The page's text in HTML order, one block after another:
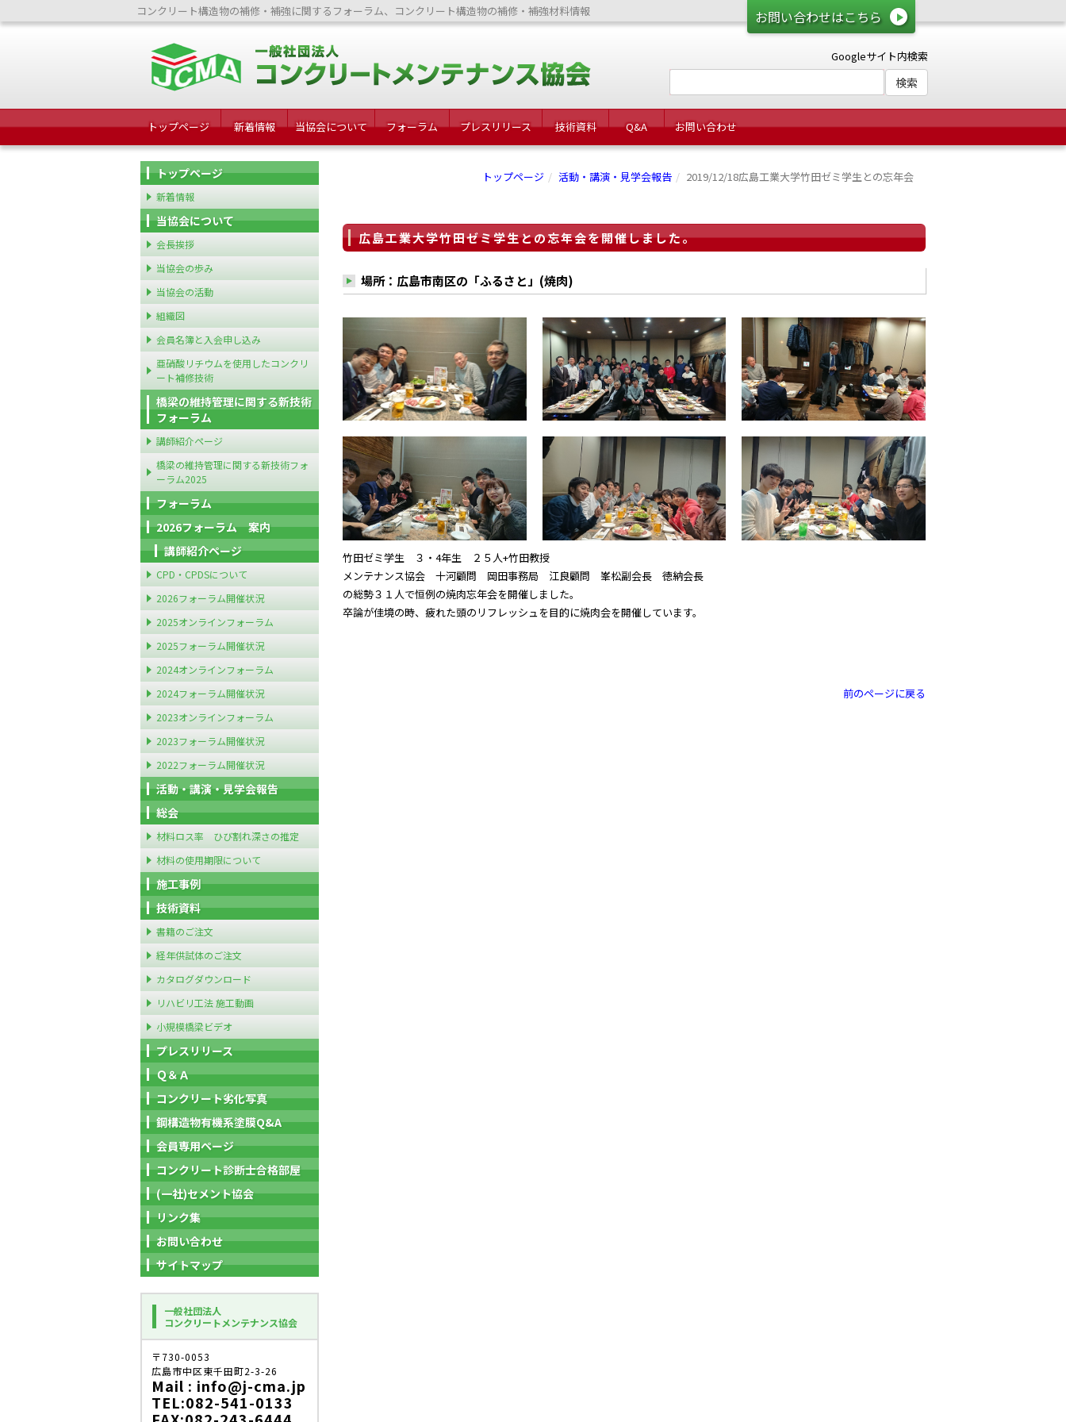
お問い合わせはこちら
コンクリート構造物の補修・補強に関するフォーラム、コンクリート構造物の補修・補強材料情報
Googleサイト内検索
トップページ 新着情報 当協会について フォーラム プレスリリース 技術資料 Q&A お問い合わせ
トップページ 活動・講演・見学会報告 2019/12/18広島工業大学竹田ゼミ学生との忘年会
広島工業大学竹田ゼミ学生との忘年会を開催しました。
場所：広島市南区の「ふるさと」(焼肉)
竹田ゼミ学生 ３・4年生 ２５人+竹田教授
メンテナンス協会 十河顧問 岡田事務局 江良顧問 峯松副会長 徳納会長
の総勢３１人で恒例の焼肉忘年会を開催しました。
卒論が佳境の時、疲れた頭のリフレッシュを目的に焼肉会を開催しています。
前のページに戻る
トップページ
新着情報
当協会について
会長挨拶
当協会の歩み
当協会の活動
組織図
会員名簿と入会申し込み
亜硝酸リチウムを使用したコンクリ
ート補修技術
橋梁の維持管理に関する新技術
フォーラム
講師紹介ページ
橋梁の維持管理に関する新技術フォ
ーラム2025
フォーラム
2026フォーラム 案内
講師紹介ページ
CPD・CPDSについて
2026フォーラム開催状況
2025オンラインフォーラム
2025フォーラム開催状況
2024オンラインフォーラム
2024フォーラム開催状況
2023オンラインフォーラム
2023フォーラム開催状況
2022フォーラム開催状況
活動・講演・見学会報告
総会
材料ロス率 ひび割れ深さの推定
材料の使用期限について
施工事例
技術資料
書籍のご注文
経年供試体のご注文
カタログダウンロード
リハビリ工法 施工動画
小規模橋梁ビデオ
プレスリリース
Ｑ＆Ａ
コンクリート劣化写真
鋼構造物有機系塗膜Q&A
会員専用ページ
コンクリート診断士合格部屋
(一社)セメント協会
リンク集
お問い合わせ
サイトマップ
一般社団法人
コンクリートメンテナンス協会
〒730-0053
広島市中区東千田町2-3-26
Mail : info@j-cma.jp
TEL:082-541-0133